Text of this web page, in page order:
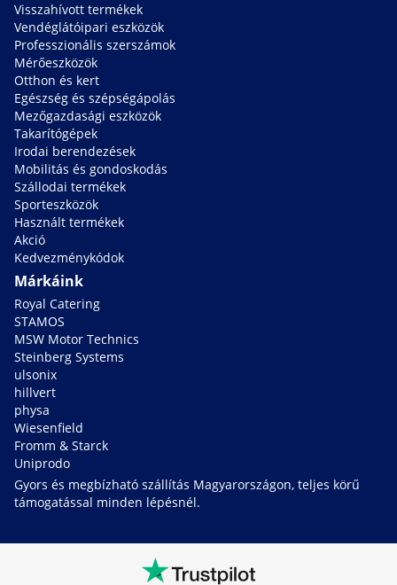
Visszahívott termékek
Vendéglátóipari eszközök
Professzionális szerszámok
Mérőeszközök
Otthon és kert
Egészség és szépségápolás
Mezőgazdasági eszközök
Takarítógépek
Irodai berendezések
Mobilitás és gondoskodás
Szállodai termékek
Sporteszközök
Használt termékek
Akció
Kedvezménykódok
Márkáink
Royal Catering
STAMOS
MSW Motor Technics
Steinberg Systems
ulsonix
hillvert
physa
Wiesenfield
Fromm & Starck
Uniprodo
Gyors és megbízható szállítás Magyarországon, teljes körű
támogatással minden lépésnél.